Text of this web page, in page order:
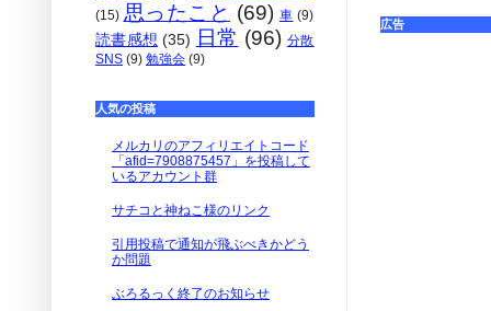
広告
(15) 思ったこと (69) 車 (9)
読書感想 (35) 日常 (96) 分散
SNS (9) 勉強会 (9)
人気の投稿
メルカリのアフィリエイトコード
「afid=7908875457」を投稿して
いるアカウント群
サチコと神ねこ様のリンク
引用投稿で通知が飛ぶべきかどう
か問題
ぶろるっく終了のお知らせ